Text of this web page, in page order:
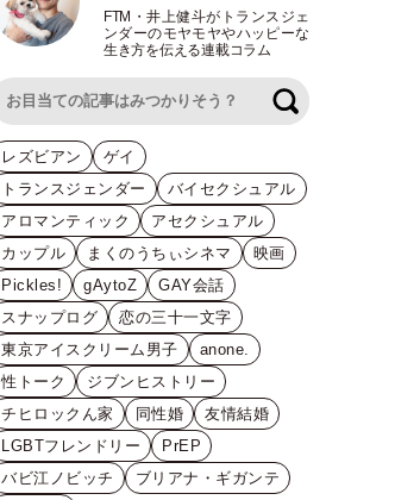
FTM ・井上健斗がトランスジェ
ンダーのモヤモヤやハッピーな
生き方を伝える連載コラム
レズビアン
ゲイ
トランスジェンダー
バイセクシュアル
アロマンティック
アセクシュアル
カップル
まくのうちぃシネマ
映画
Pickles!
gAytoZ
GAY会話
スナップログ
恋の三十一文字
東京アイスクリーム男子
anone.
性トーク
ジブンヒストリー
チヒロックん家
同性婚
友情結婚
LGBTフレンドリー
PrEP
バビ江ノビッチ
ブリアナ・ギガンテ